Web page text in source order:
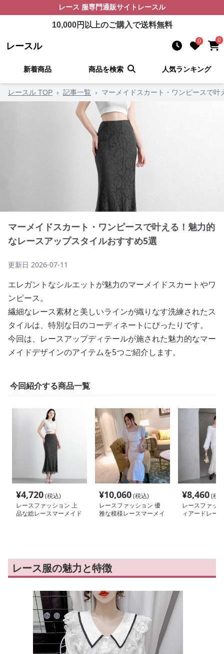
レース 服専門通販サイト レースル
10,000円以上のご購入で送料無料
レースル 0 0
新着商品 商品を検索 人気ランキング
レースル TOP › 記事一覧 › マーメイドスカート・ワンピースで
マーメイドスカート・ワンピースで叶える！魅力的
なレースアップスタイルおすすめ5選
更新日 2026-07-11
エレガントなシルエットが魅力のマーメイドスカートやワ
ンピース。
繊細なレース素材と美しいラインが織りなす洗練されたス
タイルは、特別な日のコーディネートにぴったりです。
今回は、レースアップディテールが施された魅力的なマー
メイドデザインのアイテムを5つご紹介します。
今回紹介する商品一覧
¥4,720(税込)
レースファッション 上
品な総レースマーメイド
¥10,060(税込)
レースファッション 優
雅な模様レースマーメイ
¥8,460(税
レースファッ
ィアードレー
レース服の魅力と特徴